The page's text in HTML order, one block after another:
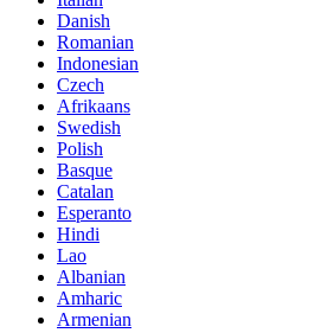
Danish
Romanian
Indonesian
Czech
Afrikaans
Swedish
Polish
Basque
Catalan
Esperanto
Hindi
Lao
Albanian
Amharic
Armenian